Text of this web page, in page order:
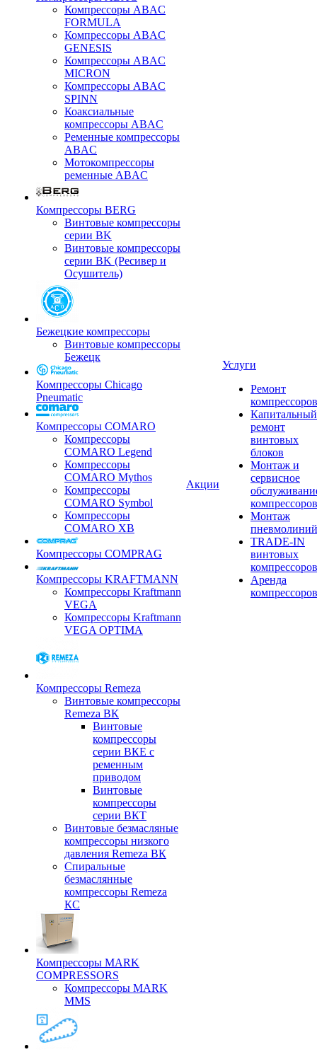
Компрессоры ABAC
FORMULA
Компрессоры ABAC
GENESIS
Компрессоры ABAC
MICRON
Компрессоры ABAC
SPINN
Коаксиальные
компрессоры ABAC
Ременные компрессоры
ABAC
Мотокомпрессоры
ременные ABAC
Компрессоры BERG
Винтовые компрессоры
серии BK
Винтовые компрессоры
серии BK (Ресивер и
Осушитель)
Бежецкие компрессоры
Винтовые компрессоры
Бежецк
Компрессоры Chicago
Pneumatic
Компрессоры COMARO
Компрессоры
COMARO Legend
Компрессоры
COMARO Mythos
Компрессоры
COMARO Symbol
Компрессоры
COMARO XB
Компрессоры COMPRAG
Компрессоры KRAFTMANN
Компрессоры Kraftmann
VEGA
Компрессоры Kraftmann
VEGA OPTIMA
Компрессоры Remeza
Винтовые компрессоры
Remeza ВК
Винтовые
компрессоры
серии ВКЕ с
ременным
приводом
Винтовые
компрессоры
серии ВКТ
Винтовые безмасляные
компрессоры низкого
давления Remeza ВК
Спиральные
безмаслянные
компрессоры Remeza
КС
Компрессоры MARK
COMPRESSORS
Компрессоры MARK
MMS
Акции
Услуги
Ремонт
компрессоров
Капитальный
ремонт
винтовых
блоков
Монтаж и
сервисное
компрессоров
Монтаж
пневмолиний
TRADE-IN
винтовых
компрессоров
Аренда
компрессоров